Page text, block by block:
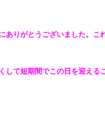
ありがとうございました。こ
して短期間でこの日を迎える